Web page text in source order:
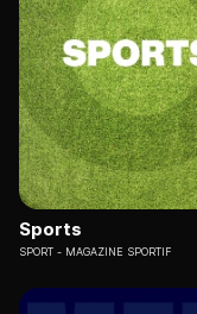
Sports
SPORT MAGAZINE SPORTIF